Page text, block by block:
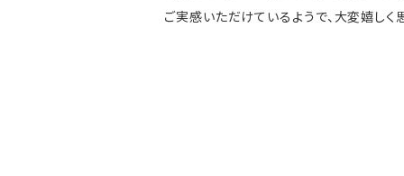
ご実感いただけているようで、大変嬉しく